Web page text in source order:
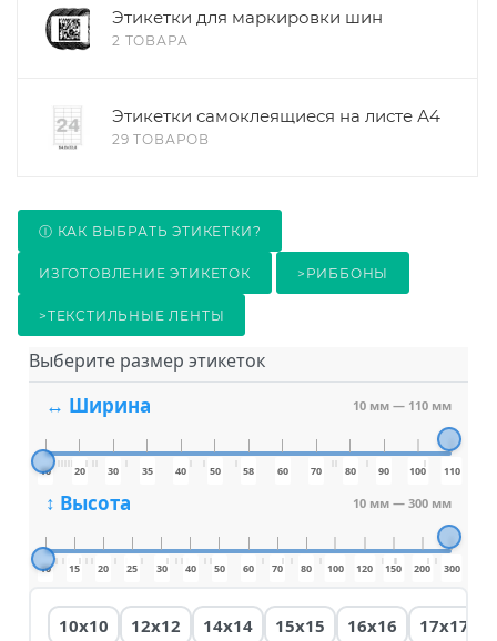
Этикетки для маркировки шин
2 ТОВАРА
Этикетки самоклеящиеся на листе А4
29 ТОВАРОВ
Ⓘ КАК ВЫБРАТЬ ЭТИКЕТКИ?
ИЗГОТОВЛЕНИЕ ЭТИКЕТОК >РИББОНЫ
>ТЕКСТИЛЬНЫЕ ЛЕНТЫ
Выберите размер этикеток
↔ Ширина 10 мм — 110 мм
10 20 30 35 40 50 58 60 70 80 90 100 110
↕ Высота 10 мм — 300 мм
10 15 20 25 30 40 50 60 70 80 100 120 150 200 300
10x10 12x12 14x14 15x15 16x16 17x17